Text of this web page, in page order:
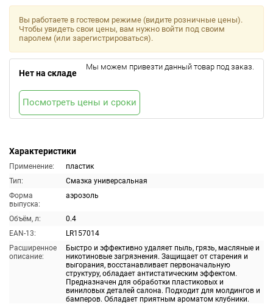
Характеристики
Применение:
пластик
Тип:
Смазка универсальная
Форма
выпуска:
аэрозоль
Объём, л:
0.4
EAN-13:
LR157014
Расширенное
описание:
Быстро и эффективно удаляет пыль, грязь, масляные и
никотиновые загрязнения. Защищает от старения и
выгорания, восстанавливает первоначальную
структуру, обладает антистатическим эффектом.
Предназначен для обработки пластиковых и
виниловых деталей салона. Подходит для молдингов и
бамперов. Обладает приятным ароматом клубники.
Вы работаете в гостевом режиме (видите розничные цены).
Чтобы увидеть свои цены, вам нужно войти под своим
паролем (или зарегистрироваться).
Нет на складе
Мы можем привезти данный товар под заказ.
Посмотреть цены и сроки